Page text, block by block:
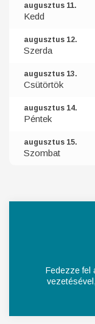
augusztus 11.
Kedd
augusztus 12.
Szerda
augusztus 13.
Csütörtök
augusztus 14.
Péntek
augusztus 15.
Szombat
Fedezze fel